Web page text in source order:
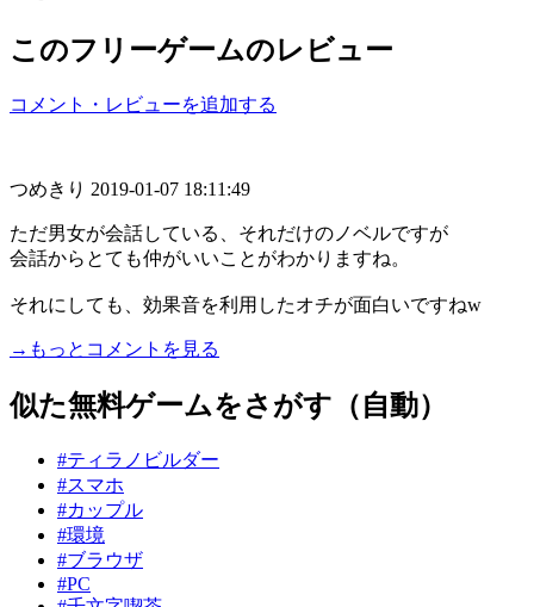
このフリーゲームのレビュー
コメント・レビューを追加する
つめきり 2019-01-07 18:11:49
ただ男女が会話している、それだけのノベルですが
会話からとても仲がいいことがわかりますね。
それにしても、効果音を利用したオチが面白いですねw
→もっとコメントを見る
似た無料ゲームをさがす（自動）
#ティラノビルダー
#スマホ
#カップル
#環境
#ブラウザ
#PC